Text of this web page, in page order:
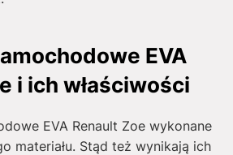
EVA
i ich właściwości
EVA Renault Zoe wykonane
materiału. Stąd też wynikają ich